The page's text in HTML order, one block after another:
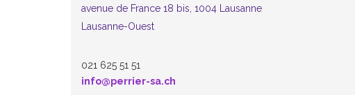
avenue de France 18 bis, 1004 Lausanne
Lausanne-Ouest
021 625 51 51
info@perrier-sa.ch